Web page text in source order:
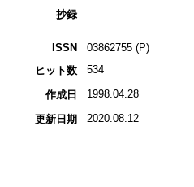
抄録
ISSN
03862755 (P)
ヒット数
534
作成日 1998.04.28
更新日期 2020.08.12